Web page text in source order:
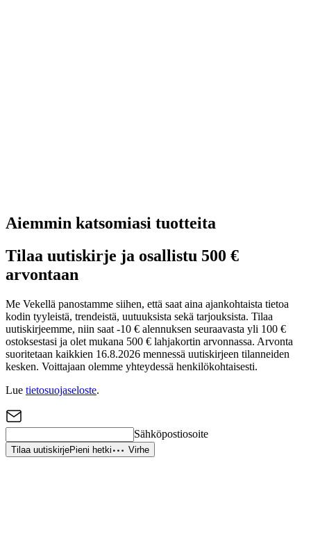
Aiemmin katsomiasi tuotteita
Tilaa uutiskirje ja osallistu 500 €
arvontaan
Me Vekellä panostamme siihen, että saat aina ajankohtaista tietoa
kodin tyyleistä, trendeistä, uutuuksista sekä tarjouksista. Tilaa
uutiskirjeemme, niin saat -10 € alennuksen seuraavasta yli 100 €
ostoksestasi ja olet mukana 500 € lahjakortin arvonnassa. Arvonta
suoritetaan kaikkien 16.8.2026 mennessä uutiskirjeen tilanneiden
kesken. Voittajaan olemme yhteydessä henkilökohtaisesti.
Lue tietosuojaseloste.
Sähköpostiosoite
Tilaa uutiskirjePieni hetki Virhe